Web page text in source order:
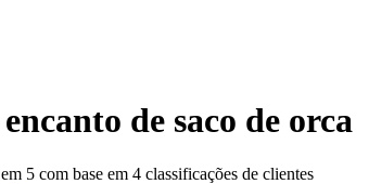
de saco de orca
em 5 com base em 4 classificações de clientes